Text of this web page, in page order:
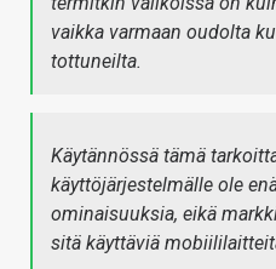
vaikka varmaan oudolta
tottuneilta.
Käytännössä tämä
käyttöjärjestelmälle ole
ominaisuuksia, eikä
sitä käyttäviä